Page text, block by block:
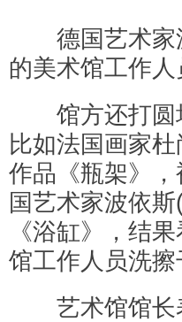
德国艺术家
的美术馆工作人
馆方还打圆
比如法国画家
作品《瓶架》
国艺术家波依
《浴缸》，结
馆工作人员洗擦
艺术馆馆长